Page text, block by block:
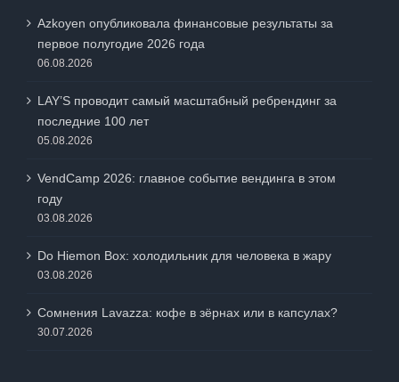
Azkoyen опубликовала финансовые результаты за
первое полугодие 2026 года
06.08.2026
LAY’S проводит самый масштабный ребрендинг за
последние 100 лет
05.08.2026
VendCamp 2026: главное событие вендинга в этом
году
03.08.2026
Do Hiemon Box: холодильник для человека в жару
03.08.2026
Сомнения Lavazza: кофе в зёрнах или в капсулах?
30.07.2026